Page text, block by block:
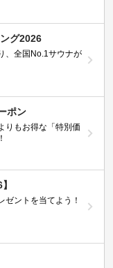
グ2026
、全国No.1サウナが
ポン
りもお得な「特別価
ゼントを当てよう！